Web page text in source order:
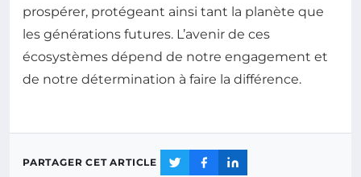
prospérer, protégeant ainsi tant la planète que
les générations futures. L’avenir de ces
écosystèmes dépend de notre engagement et
de notre détermination à faire la différence.
PARTAGER CET ARTICLE